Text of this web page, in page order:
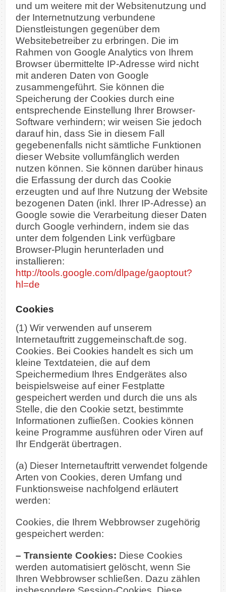
und um weitere mit der Websitenutzung und
der Internetnutzung verbundene
Dienstleistungen gegenüber dem
Websitebetreiber zu erbringen. Die im
Rahmen von Google Analytics von Ihrem
Browser übermittelte IP-Adresse wird nicht
mit anderen Daten von Google
zusammengeführt. Sie können die
Speicherung der Cookies durch eine
entsprechende Einstellung Ihrer Browser-
Software verhindern; wir weisen Sie jedoch
darauf hin, dass Sie in diesem Fall
gegebenenfalls nicht sämtliche Funktionen
dieser Website vollumfänglich werden
nutzen können. Sie können darüber hinaus
die Erfassung der durch das Cookie
erzeugten und auf Ihre Nutzung der Website
bezogenen Daten (inkl. Ihrer IP-Adresse) an
Google sowie die Verarbeitung dieser Daten
durch Google verhindern, indem sie das
unter dem folgenden Link verfügbare
Browser-Plugin herunterladen und
installieren:
http://tools.google.com/dlpage/gaoptout?
hl=de
Cookies
(1) Wir verwenden auf unserem
Internetauftritt zuggemeinschaft.de sog.
Cookies. Bei Cookies handelt es sich um
kleine Textdateien, die auf dem
Speichermedium Ihres Endgerätes also
beispielsweise auf einer Festplatte
gespeichert werden und durch die uns als
Stelle, die den Cookie setzt, bestimmte
Informationen zufließen. Cookies können
keine Programme ausführen oder Viren auf
Ihr Endgerät übertragen.
(a) Dieser Internetauftritt verwendet folgende
Arten von Cookies, deren Umfang und
Funktionsweise nachfolgend erläutert
werden:
Cookies, die Ihrem Webbrowser zugehörig
gespeichert werden:
– Transiente Cookies: Diese Cookies
werden automatisiert gelöscht, wenn Sie
Ihren Webbrowser schließen. Dazu zählen